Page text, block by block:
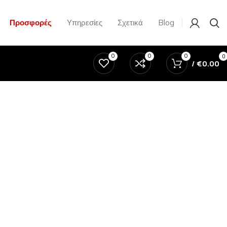
Προσφορές Υπηρεσίες Σχετικά Blog
0 0 0 0
/€0.00